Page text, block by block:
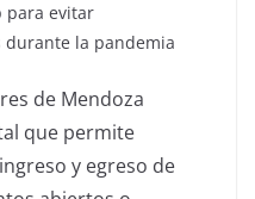
para evitar
durante la pandemia
de Mendoza
que permite
y egreso de